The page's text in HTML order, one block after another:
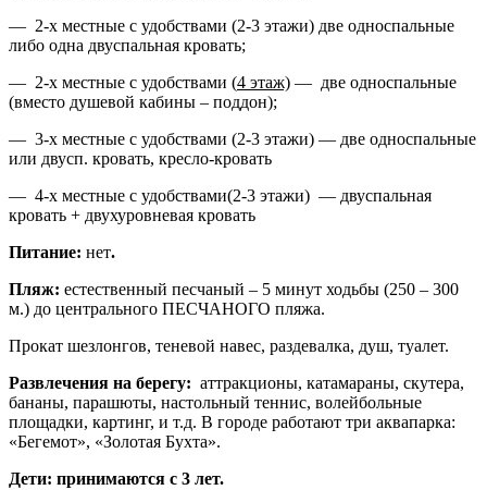
— 2-х местные с удобствами (2-3 этажи) две односпальные
либо одна двуспальная кровать;
— 2-х местные с удобствами (4 этаж) — две односпальные
(вместо душевой кабины – поддон);
— 3-х местные с удобствами (2-3 этажи) — две односпальные
или двусп. кровать, кресло-кровать
— 4-х местные с удобствами(2-3 этажи) — двуспальная
кровать + двухуровневая кровать
Питание: нет.
Пляж: естественный песчаный – 5 минут ходьбы (250 – 300
м.) до центрального ПЕСЧАНОГО пляжа.
Прокат шезлонгов, теневой навес, раздевалка, душ, туалет.
Развлечения на берегу: аттракционы, катамараны, скутера,
бананы, парашюты, настольный теннис, волейбольные
площадки, картинг, и т.д. В городе работают три аквапарка:
«Бегемот», «Золотая Бухта».
Дети: принимаются с 3 лет.